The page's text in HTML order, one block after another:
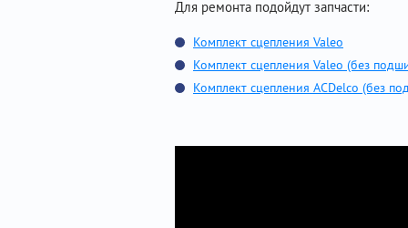
Для ремонта подойдут запчасти:
Комплект сцепления Valeo
Комплект сцепления Valeo (без
Комплект сцепления ACDelco (без